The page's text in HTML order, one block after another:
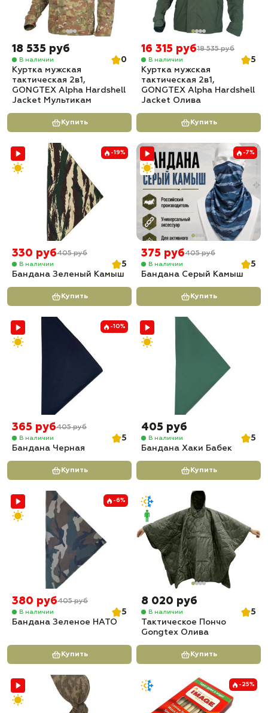
18 535 руб
В наличии
0
Куртка мужская
тактическая 2в1,
GONGTEX Alpha Hardshell
Jacket Мультикам
Купить
16 315 руб18 535 руб
В наличии
5
Куртка мужская
тактическая 2в1,
GONGTEX Alpha Hardshell
Jacket Олива
Купить
-19%
330 руб405 руб
В наличии
5
Бандана Зеленый Камыш
Купить
-7%
375 руб405 руб
В наличии
5
Бандана Серый Камыш
Купить
-10%
365 руб405 руб
В наличии
5
Бандана Черная
Купить
405 руб
В наличии
5
Бандана Хаки Бабек
Купить
-6%
380 руб405 руб
В наличии
5
Бандана Зеленое НАТО
Купить
8 020 руб
В наличии
5
Тактическое Пончо
Gongtex Олива
Купить
-25%